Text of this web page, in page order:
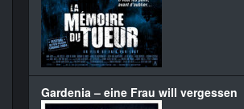
Gardenia – eine Frau will vergessen